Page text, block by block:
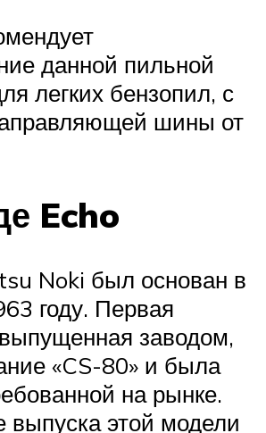
данной пильной
легких бензопил, с
шины от
Echo
Noki был основан в
году. Первая
заводом,
«CS-80» и была
на рынке.
выпуска этой модели